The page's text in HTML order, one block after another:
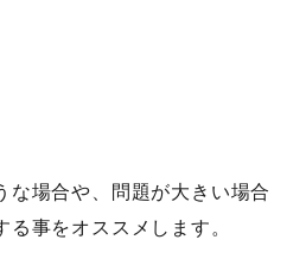
な場合や、問題が大きい場合
事をオススメします。